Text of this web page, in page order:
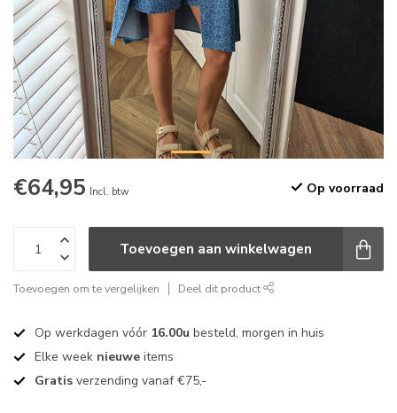
€64,95 Incl. btw Op voorraad
Toevoegen aan winkelwagen
Toevoegen om te vergelijken Deel dit product
Op werkdagen vóór 16.00u besteld, morgen in huis
Elke week nieuwe items
Gratis verzending vanaf €75,-